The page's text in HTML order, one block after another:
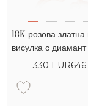
18K розова
висулка с
330 EUR